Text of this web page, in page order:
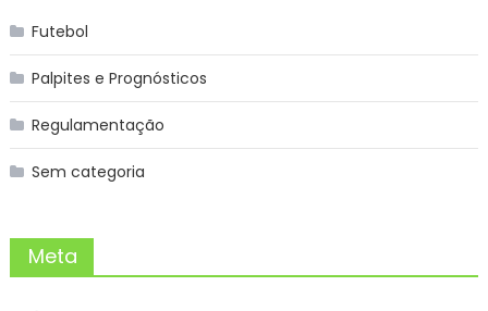
Futebol
Palpites e Prognósticos
Regulamentação
Sem categoria
Meta